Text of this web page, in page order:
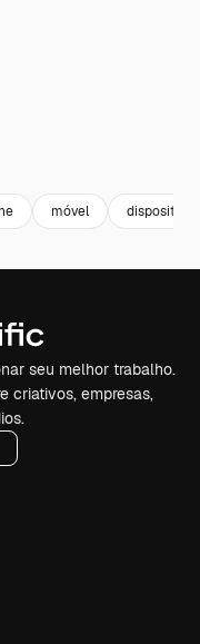
móvel dispositivo
seu melhor trabalho.
criativos, empresas,